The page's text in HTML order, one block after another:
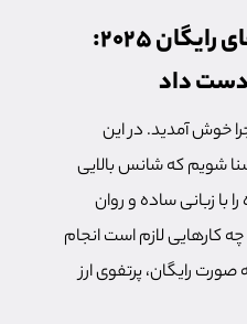
6 تا از بهترین ایردراپ های رایگان ۲۰۲۵:
دست داد
خوش آمدید. در این
شویم که شانس بالایی
را با زبانی ساده و روان
کارهایی لازم است انجام
رایگان، پرتفوی ارز